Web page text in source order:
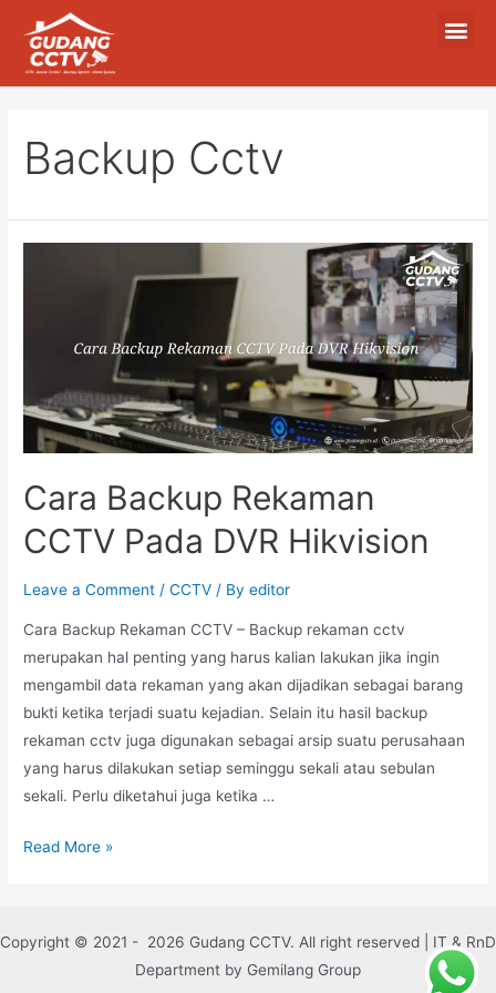
Backup Cctv
Cara Backup Rekaman
CCTV Pada DVR Hikvision
Leave a Comment /CCTV / Byeditor
Cara Backup Rekaman CCTV – Backup rekaman cctv
merupakan hal penting yang harus kalian lakukan jika ingin
mengambil data rekaman yang akan dijadikan sebagai barang
bukti ketika terjadi suatu kejadian. Selain itu hasil backup
rekaman cctv juga digunakan sebagai arsip suatu perusahaan
yang harus dilakukan setiap seminggu sekali atau sebulan
sekali. Perlu diketahui juga ketika …
Read More »
Copyright © 2021 - 2026 Gudang CCTV. All right reserved | IT & RnD
Department by Gemilang Group